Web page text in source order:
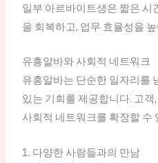
일부 아르바이트생은 짧은 시
을 회복하고, 업무 효율성을
유흥알바와 사회적 네트워크
유흥알바는 단순한 일자리를
있는 기회를 제공합니다. 고
사회적 네트워크를 확장할 수
1. 다양한 사람들과의 만남